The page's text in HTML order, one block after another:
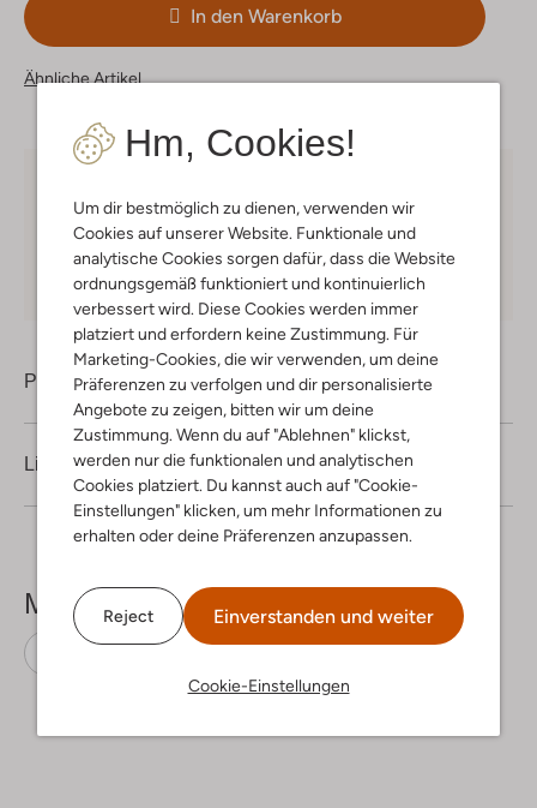
Hm, Cookies!
Um dir bestmöglich zu dienen, verwenden wir
Cookies auf unserer Website. Funktionale und
analytische Cookies sorgen dafür, dass die Website
ordnungsgemäß funktioniert und kontinuierlich
verbessert wird. Diese Cookies werden immer
platziert und erfordern keine Zustimmung. Für
Marketing-Cookies, die wir verwenden, um deine
Präferenzen zu verfolgen und dir personalisierte
Angebote zu zeigen, bitten wir um deine
Zustimmung. Wenn du auf "Ablehnen" klickst,
werden nur die funktionalen und analytischen
Cookies platziert. Du kannst auch auf "Cookie-
Einstellungen" klicken, um mehr Informationen zu
erhalten oder deine Präferenzen anzupassen.
Reject Einverstanden und weiter
Cookie-Einstellungen
In den Warenkorb
Ähnliche Artikel
Mitglieder in Deutschland
Kauf auf Rechnung 30 TagenRückgaberecht
Produktinformation
Lieferung & Rückgabe
Mehr sehen